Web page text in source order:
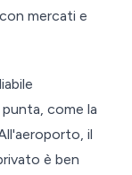
mercati e
come la
il
è ben